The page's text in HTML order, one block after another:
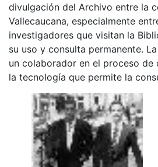
divulgación del Archivo entre la
Vallecaucana, especialmente
investigadores que visitan la
su uso y consulta permanente.
un colaborador en el proceso de
la tecnología que permite la